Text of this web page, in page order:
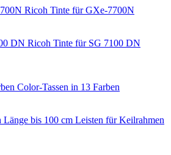
Ricoh Tinte für GXe-7700N
Ricoh Tinte für SG 7100 DN
Color-Tassen in 13 Farben
Leisten für Keilrahmen